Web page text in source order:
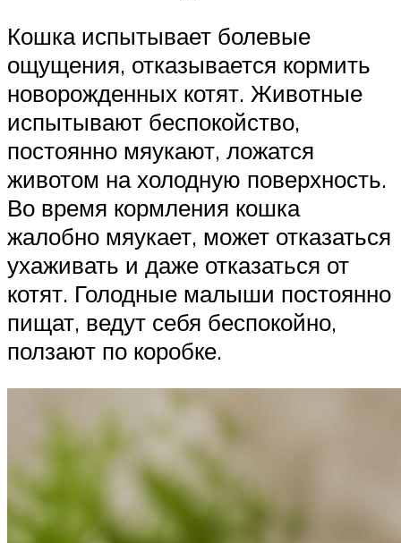
Кошка испытывает болевые
ощущения, отказывается кормить
новорожденных котят. Животные
испытывают беспокойство,
постоянно мяукают, ложатся
животом на холодную поверхность.
Во время кормления кошка
жалобно мяукает, может отказаться
ухаживать и даже отказаться от
котят. Голодные малыши постоянно
пищат, ведут себя беспокойно,
ползают по коробке.